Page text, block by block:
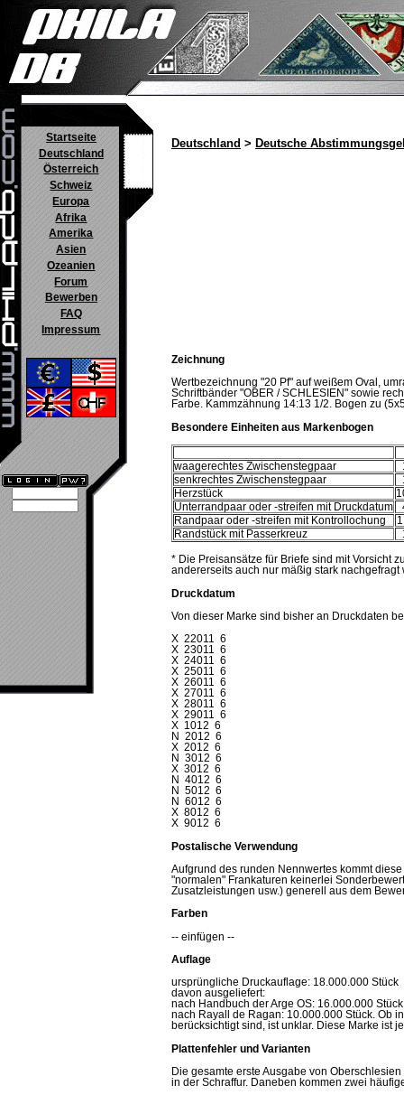
Startseite
Deutschland
Österreich
Schweiz
Europa
Afrika
Amerika
Asien
Ozeanien
Forum
Bewerben
FAQ
Impressum
Deutschland > Deutsche
Zeichnung
Wertbezeichnung "20 Pf" auf weißem Oval,
Schriftbänder "OBER / SCHLESIEN" sowie
Farbe. Kammzähnung 14:13 1/2. Bogen zu
Besondere Einheiten aus Markenbogen
waagerechtes Zwischenstegpaar
senkrechtes Zwischenstegpaar
Herzstück
Unterrandpaar oder -streifen mit Druckdatum
Randpaar oder -streifen mit Kontrollochung
Randstück mit Passerkreuz
* Die Preisansätze für Briefe sind mit Vorsicht
andererseits auch nur mäßig stark
Druckdatum
Von dieser Marke sind bisher an Druckdaten
X 22011 6
X 23011 6
X 24011 6
X 25011 6
X 26011 6
X 27011 6
X 28011 6
X 29011 6
X 1012 6
N 2012 6
X 2012 6
N 3012 6
X 3012 6
N 4012 6
N 5012 6
N 6012 6
X 8012 6
X 9012 6
Postalische Verwendung
Aufgrund des runden Nennwertes kommt
"normalen" Frankaturen keinerlei
Zusatzleistungen usw.) generell aus dem
Farben
-- einfügen --
Auflage
ursprüngliche Druckauflage: 18.000.000 Stück
davon ausgeliefert:
nach Handbuch der Arge OS: 16.000.000 Stück
nach Rayall de Ragan: 10.000.000 Stück. Ob
berücksichtigt sind, ist unklar. Diese Marke ist
Plattenfehler und Varianten
Die gesamte erste Ausgabe von
in der Schraffur. Daneben kommen zwei